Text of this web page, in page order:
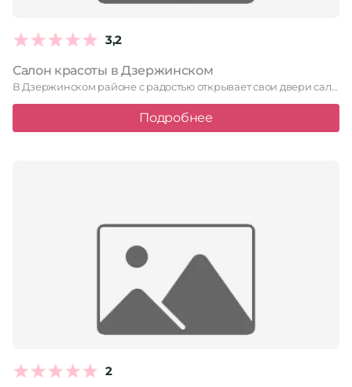
3,2
Салон красоты в Дзержинском
В Дзержинском районе с радостью открывает свои двери салон-парикмахерская «Магия …
Подробнее
2